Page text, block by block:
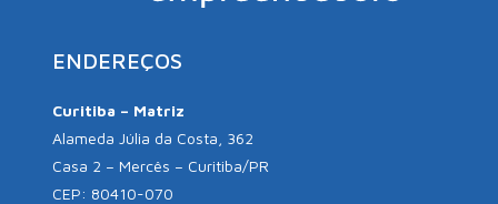
ENDEREÇOS
Curitiba – Matriz
Alameda Júlia da Costa, 362
Casa 2 – Mercês – Curitiba/PR
CEP: 80410-070